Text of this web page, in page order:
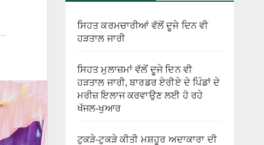
ਸਿਹਤ ਕਰਮਚਾਰੀਆਂ ਵੱਲੋਂ ਦੂਜੇ ਦਿਨ ਵੀ
ਹੜਤਾਲ ਜਾਰੀ
ਸਿਹਤ ਮੁਲਾਜ਼ਮਾਂ ਵੱਲੋਂ ਦੂਜੇ ਦਿਨ ਵੀ
ਹੜਤਾਲ ਜਾਰੀ, ਬਾਰਡਰ ਏਰੀਏ ਦੇ ਪਿੰਡਾਂ ਦੇ
ਮਰੀਜ਼ ਇਲਾਜ ਕਰਵਾਉਣ ਲਈ ਹੋ ਰਹੇ
ਖੱਜਲ-ਖੁਆਰ
ਟੁਕੜੇ-ਟੁਕੜੇ ਕੀਤੀ ਮਸ਼ਹੂਰ ਅਦਾਕਾਰਾ ਦੀ